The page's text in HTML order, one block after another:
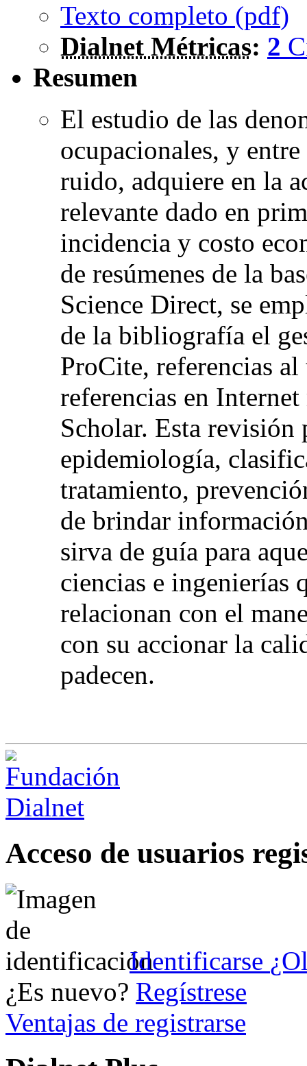
Texto completo (pdf)
Dialnet Métricas: 2
Resumen
El estudio de las
ocupacionales, y
ruido, adquiere en la
relevante dado en
incidencia y costo
de resúmenes de la
Science Direct, se
de la bibliografía el
ProCite, referencias
referencias en
Scholar. Esta
epidemiología,
tratamiento,
de brindar
sirva de guía para
ciencias e ingenierías
relacionan con el
con su accionar la
padecen.
Acceso de usuarios
Identificarse
¿Es nuevo? Regístrese
Ventajas de registrarse